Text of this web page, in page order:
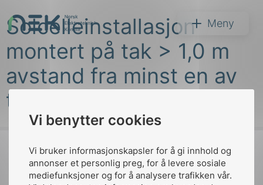
Vi benytter cookies
Vi bruker informasjonskapsler for å gi innhold og
annonser et personlig preg, for å levere sosiale
mediefunksjoner og for å analysere trafikken vår.
til
innhold
NEK Meny
Søk
Solcelleinstallasjon
montert på tak > 1,0 m
avstand fra minst en av
takets ytterkanter
Til